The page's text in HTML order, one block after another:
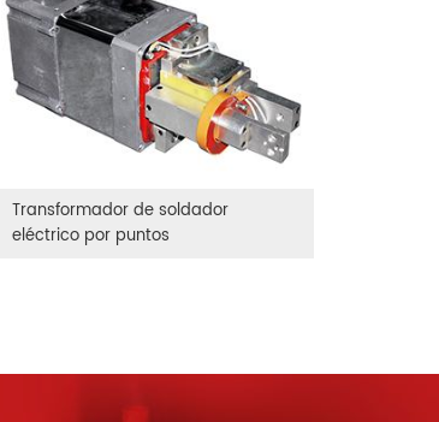
Transformador de soldador
eléctrico por puntos